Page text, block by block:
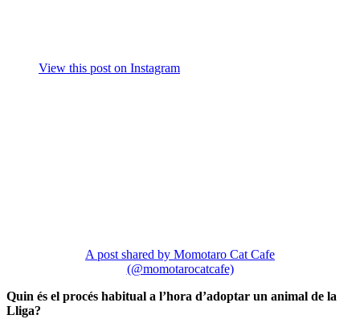
View this post on Instagram
A post shared by Momotaro Cat Cafe
(@momotarocatcafe)
Quin és el procés habitual a l’hora d’adoptar un animal de la
Lliga?